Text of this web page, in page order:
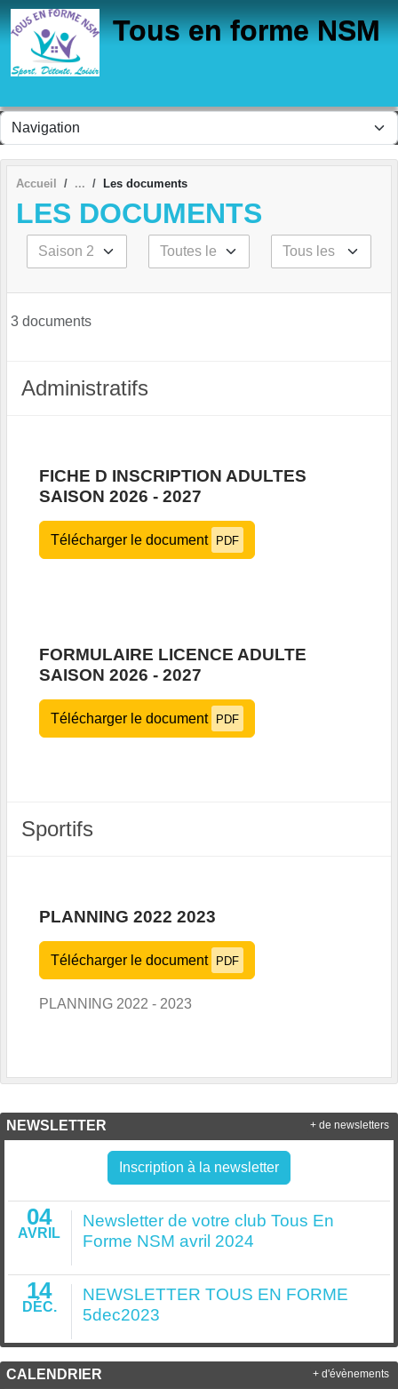
Tous en forme NSM
Accueil Les documents
LES DOCUMENTS
3 documents
Administratifs
FICHE D INSCRIPTION ADULTES
SAISON 2026 - 2027
Télécharger le document PDF
FORMULAIRE LICENCE ADULTE
SAISON 2026 - 2027
Télécharger le document PDF
Sportifs
PLANNING 2022 2023
Télécharger le document PDF
PLANNING 2022 - 2023
NEWSLETTER
Inscription à la newsletter
04
AVRIL
Newsletter de votre club Tous En
Forme NSM avril 2024
14
DÉC.
NEWSLETTER TOUS EN FORME
5dec2023
+ de newsletters
CALENDRIER + d'évènements
Panneau de gestion des cookies